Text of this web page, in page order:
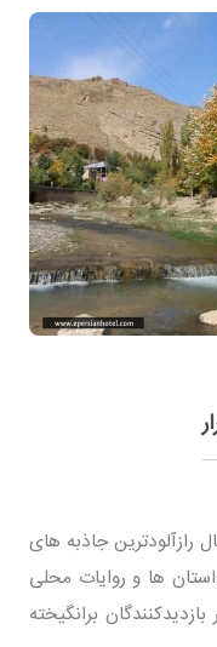
جاذبه های
ها و روایات محلی
برانگیخته